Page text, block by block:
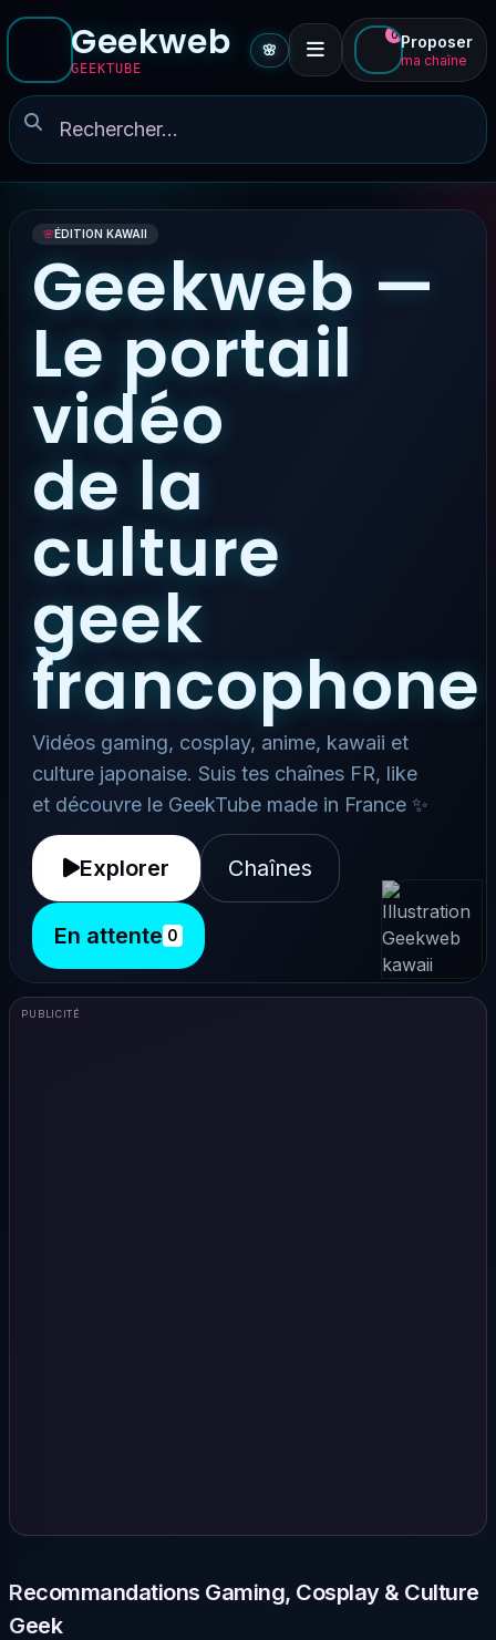
Geekweb
GEEKTUBE
🌸
0 Proposer
ma chaîne
🌸ÉDITION KAWAII
Geekweb —
Le portail
vidéo
de la
culture
geek
francophone
Vidéos gaming, cosplay, anime, kawaii et
culture japonaise. Suis tes chaînes FR, like
et découvre le GeekTube made in France ✨
Explorer Chaînes
En attente 0
PUBLICITÉ
Recommandations Gaming, Cosplay & Culture
Geek